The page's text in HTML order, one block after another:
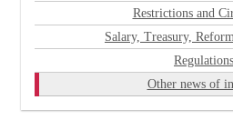
Restrictions and
Salary, Treasury,
Regulations
Other news of